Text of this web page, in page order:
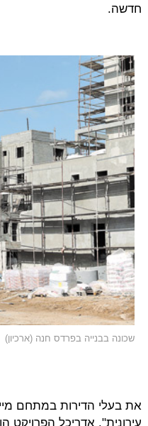
חדשה.
שכונה בבנייה בפרדס חנה (ארכיון)
את בעלי הדירות במתחם
עירונית". אדריכל